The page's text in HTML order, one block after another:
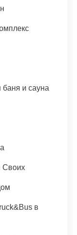
и сауна
Своих
в